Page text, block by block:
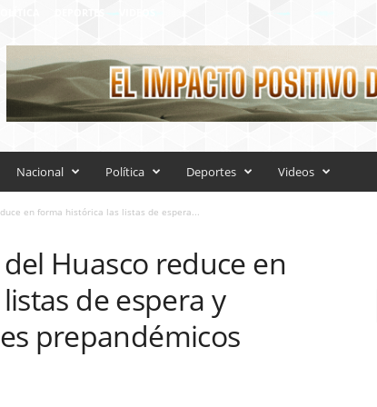
Nacional Política Deportes Videos
en forma histórica las listas de espera...
Huasco reduce en
de espera y
prepandémicos